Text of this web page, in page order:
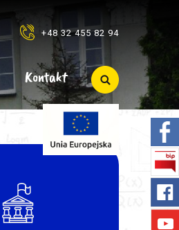
+48 32 455 82 94
Kontakt